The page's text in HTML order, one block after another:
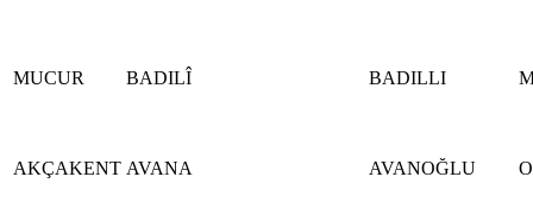
MUCUR BADILÎ BADILLI
AKÇAKENT AVANA AVANOĞLU